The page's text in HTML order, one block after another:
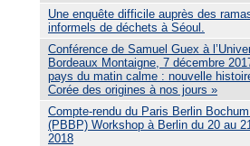
Une enquête difficile auprès des
informels de déchets à Séoul.
Conférence de Samuel Guex à
Bordeaux Montaigne, 7 décembre
pays du matin calme : nouvelle
Corée des origines à nos jours »
Compte-rendu du Paris Berlin
(PBBP) Workshop à Berlin du 20 au
2018